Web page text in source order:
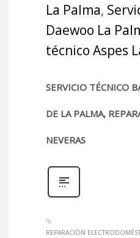
La Palma,
Daewoo La
técnico Aspes
SERVICIO TÉCNICO
DE LA PALMA,
NEVERAS
REPARACIÓN